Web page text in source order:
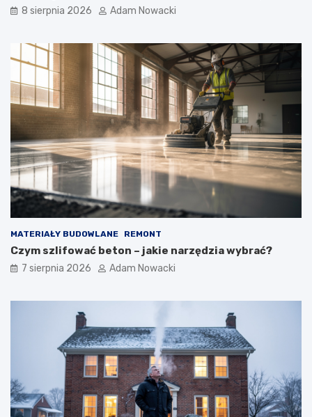
8 sierpnia 2026 Adam Nowacki
MATERIAŁY BUDOWLANE REMONT
Czym szlifować beton – jakie narzędzia wybrać?
7 sierpnia 2026 Adam Nowacki